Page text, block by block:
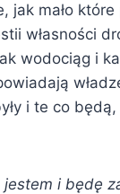
jak mało
własności
wodociąg i
i te co
jestem i będę